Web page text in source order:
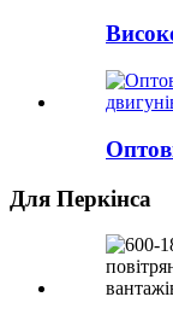
Для Перкінса